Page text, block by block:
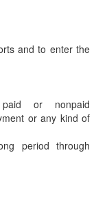
and to enter the
or nonpaid
or any kind of
period through